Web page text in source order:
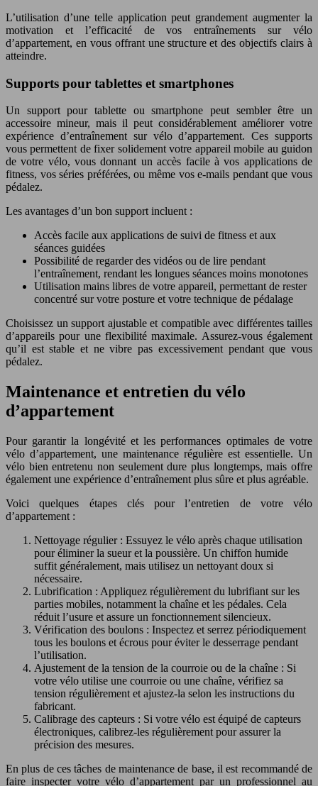
L’utilisation d’une telle application peut grandement augmenter la
motivation et l’efficacité de vos entraînements sur vélo
d’appartement, en vous offrant une structure et des objectifs clairs à
atteindre.
Supports pour tablettes et smartphones
Un support pour tablette ou smartphone peut sembler être un
accessoire mineur, mais il peut considérablement améliorer votre
expérience d’entraînement sur vélo d’appartement. Ces supports
vous permettent de fixer solidement votre appareil mobile au guidon
de votre vélo, vous donnant un accès facile à vos applications de
fitness, vos séries préférées, ou même vos e-mails pendant que vous
pédalez.
Les avantages d’un bon support incluent :
Accès facile aux applications de suivi de fitness et aux
séances guidées
Possibilité de regarder des vidéos ou de lire pendant
l’entraînement, rendant les longues séances moins monotones
Utilisation mains libres de votre appareil, permettant de rester
concentré sur votre posture et votre technique de pédalage
Choisissez un support ajustable et compatible avec différentes tailles
d’appareils pour une flexibilité maximale. Assurez-vous également
qu’il est stable et ne vibre pas excessivement pendant que vous
pédalez.
Maintenance et entretien du vélo
d’appartement
Pour garantir la longévité et les performances optimales de votre
vélo d’appartement, une maintenance régulière est essentielle. Un
vélo bien entretenu non seulement dure plus longtemps, mais offre
également une expérience d’entraînement plus sûre et plus agréable.
Voici quelques étapes clés pour l’entretien de votre vélo
d’appartement :
Nettoyage régulier : Essuyez le vélo après chaque utilisation
pour éliminer la sueur et la poussière. Un chiffon humide
suffit généralement, mais utilisez un nettoyant doux si
nécessaire.
Lubrification : Appliquez régulièrement du lubrifiant sur les
parties mobiles, notamment la chaîne et les pédales. Cela
réduit l’usure et assure un fonctionnement silencieux.
Vérification des boulons : Inspectez et serrez périodiquement
tous les boulons et écrous pour éviter le desserrage pendant
l’utilisation.
Ajustement de la tension de la courroie ou de la chaîne : Si
votre vélo utilise une courroie ou une chaîne, vérifiez sa
tension régulièrement et ajustez-la selon les instructions du
fabricant.
Calibrage des capteurs : Si votre vélo est équipé de capteurs
électroniques, calibrez-les régulièrement pour assurer la
précision des mesures.
En plus de ces tâches de maintenance de base, il est recommandé de
faire inspecter votre vélo d’appartement par un professionnel au